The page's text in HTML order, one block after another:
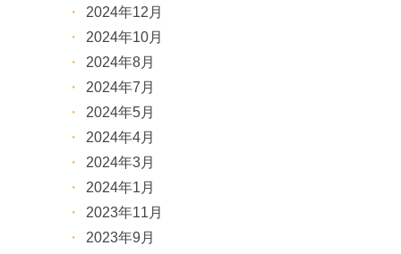
2024年12月
2024年10月
2024年8月
2024年7月
2024年5月
2024年4月
2024年3月
2024年1月
2023年11月
2023年9月